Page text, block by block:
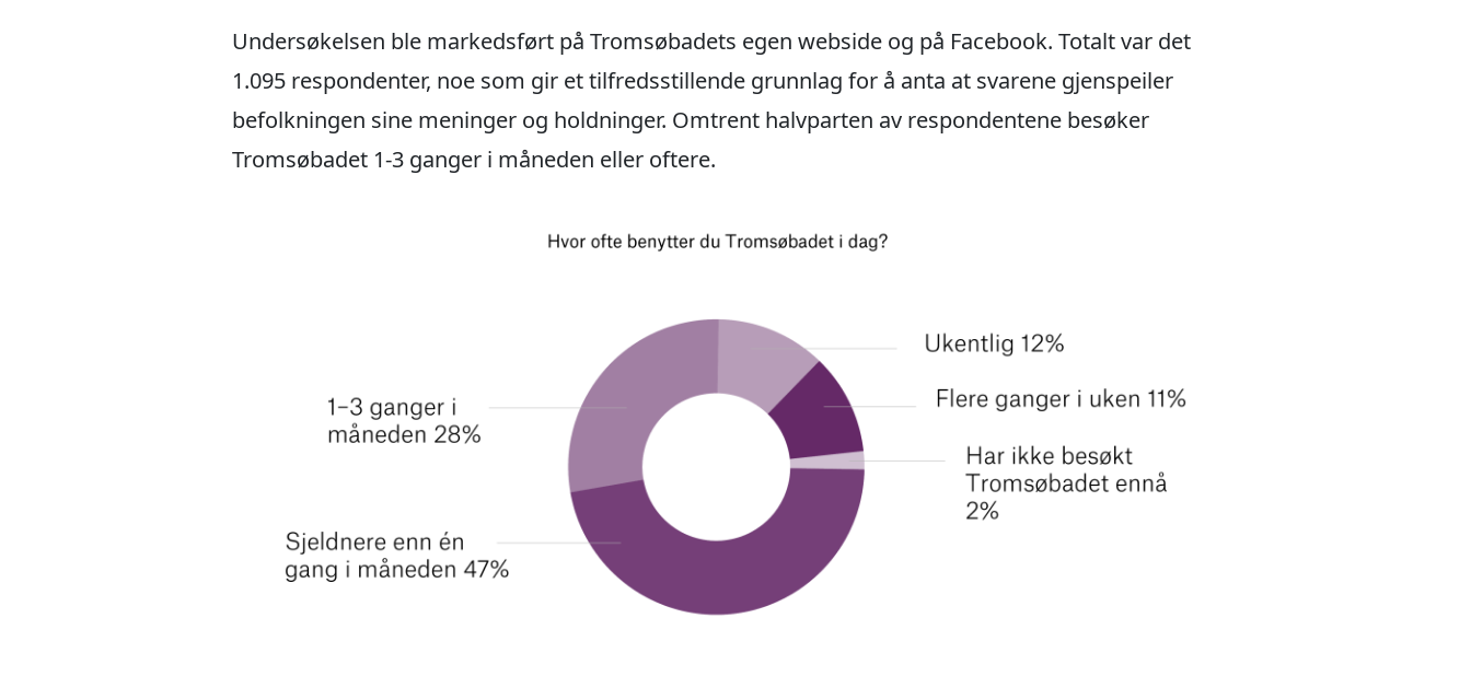
Undersøkelsen ble markedsført på Tromsøbadets egen webside og på Facebook. Totalt var det
1.095 respondenter, noe som gir et tilfredsstillende grunnlag for å anta at svarene gjenspeiler
befolkningen sine meninger og holdninger. Omtrent halvparten av respondentene besøker
Tromsøbadet 1-3 ganger i måneden eller oftere.